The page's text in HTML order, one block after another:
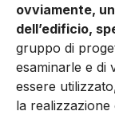
ovviamente,
dell’edificio,
gruppo di
esaminarle e di
essere
la realizzazione